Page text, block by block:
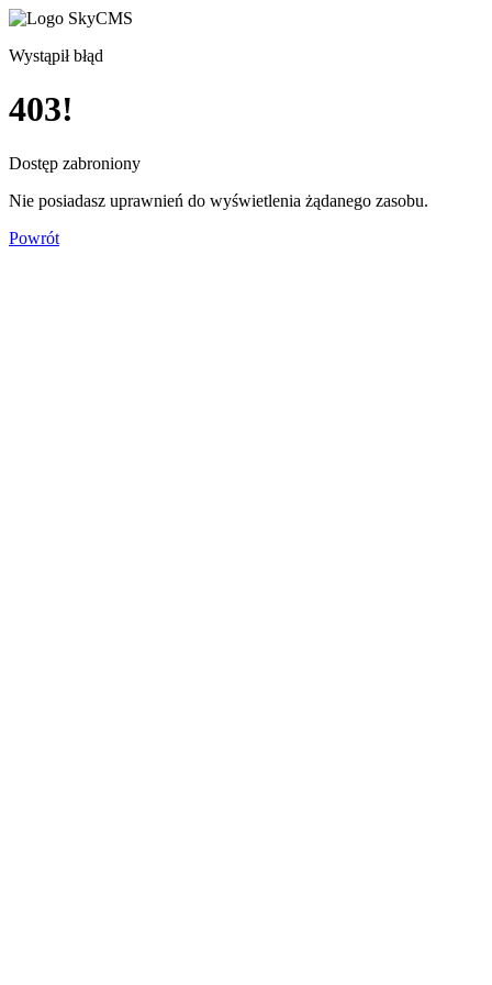
Wystąpił błąd
403!
Dostęp zabroniony
Nie posiadasz uprawnień do wyświetlenia żądanego zasobu.
Powrót